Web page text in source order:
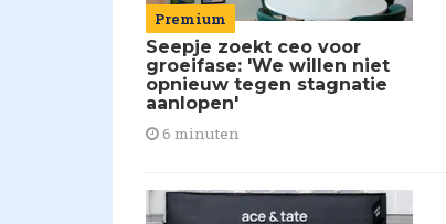
Premium
Seepje zoekt ceo voor
groeifase: 'We willen niet
opnieuw tegen stagnatie
aanlopen'
6 minuten